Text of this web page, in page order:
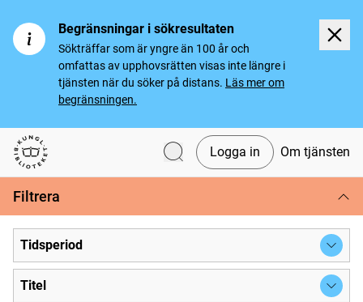
Begränsningar i sökresultaten
Sökträffar som är yngre än 100 år och
omfattas av upphovsrätten visas inte längre i
tjänsten när du söker på distans. Läs mer om
begränsningen.
Svenska tidningar
Logga in Om tjänsten
Filtrera
Tidsperiod
Titel